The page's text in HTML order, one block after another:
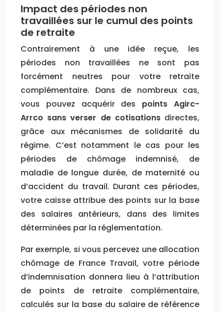
Impact des périodes non
travaillées sur le cumul des points
de retraite
Contrairement à une idée reçue, les
périodes non travaillées ne sont pas
forcément neutres pour votre retraite
complémentaire. Dans de nombreux cas,
vous pouvez acquérir des points Agirc-
Arrco sans verser de cotisationsdirectes,
grâce aux mécanismes de solidarité du
régime. C’est notamment le cas pour les
périodes de chômage indemnisé, de
maladie de longue durée, de maternité ou
d’accident du travail. Durant ces périodes,
votre caisse attribue des points sur la base
des salaires antérieurs, dans des limites
déterminées par la réglementation.
Par exemple, si vous percevez une allocation
chômage de France Travail, votre période
d’indemnisation donnera lieu à l’attribution
de points de retraite complémentaire,
calculés sur la base du salaire de référence